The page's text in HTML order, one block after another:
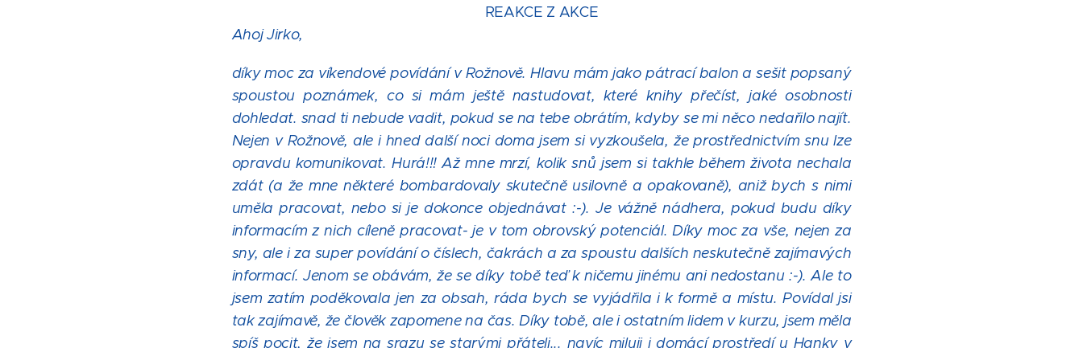
REAKCE Z AKCE
Ahoj Jirko,
díky moc za víkendové povídání v Rožnově. Hlavu mám jako pátrací balon a sešit popsaný
spoustou poznámek, co si mám ještě nastudovat, které knihy přečíst, jaké osobnosti
dohledat. snad ti nebude vadit, pokud se na tebe obrátím, kdyby se mi něco nedařilo najít.
Nejen v Rožnově, ale i hned další noci doma jsem si vyzkoušela, že prostřednictvím snu lze
opravdu komunikovat. Hurá!!! Až mne mrzí, kolik snů jsem si takhle během života nechala
zdát (a že mne některé bombardovaly skutečně usilovně a opakovaně), aniž bych s nimi
uměla pracovat, nebo si je dokonce objednávat :-). Je vážně nádhera, pokud budu díky
informacím z nich cíleně pracovat- je v tom obrovský potenciál. Díky moc za vše, nejen za
sny, ale i za super povídání o číslech, čakrách a za spoustu dalších neskutečně zajímavých
informací. Jenom se obávám, že se díky tobě teď k ničemu jinému ani nedostanu :-). Ale to
jsem zatím poděkovala jen za obsah, ráda bych se vyjádřila i k formě a místu. Povídal jsi
tak zajímavě, že člověk zapomene na čas. Díky tobě, ale i ostatním lidem v kurzu, jsem měla
spíš pocit, že jsem na srazu se starými přáteli... navíc miluji i domácí prostředí u Hanky v